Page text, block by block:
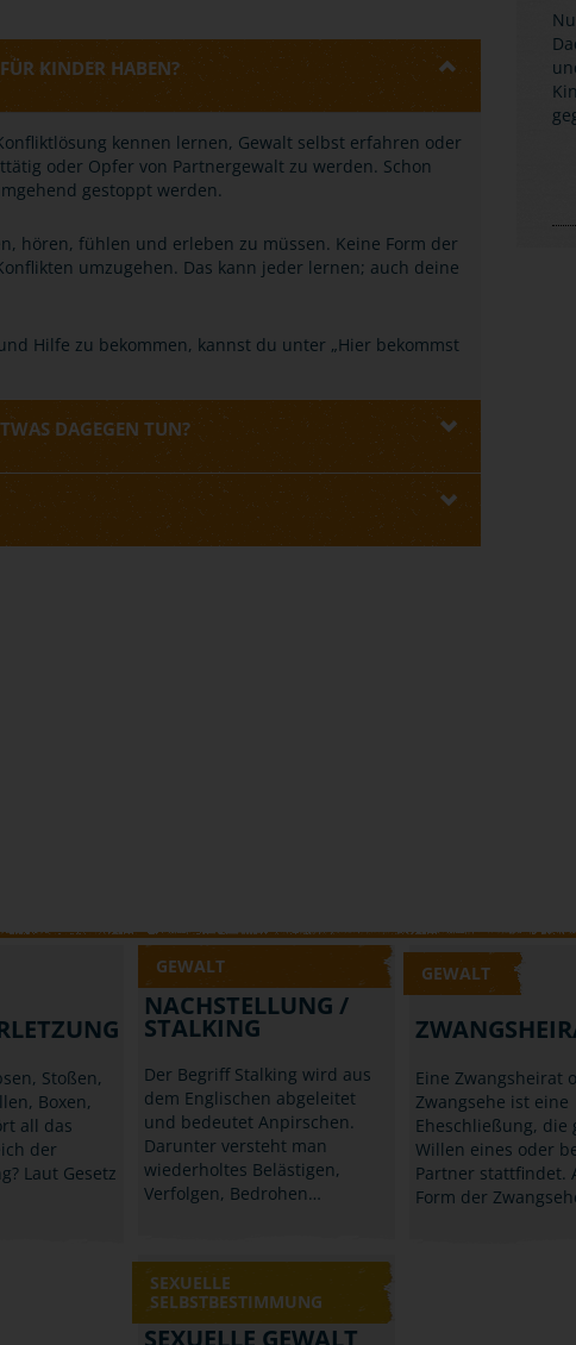
KINDER HABEN?
kennen lernen, Gewalt selbst erfahren oder
oder Opfer von Partnergewalt zu werden. Schon
gestoppt werden.
hören, fühlen und erleben zu müssen. Keine Form der
umzugehen. Das kann jeder lernen; auch deine
Hilfe zu bekommen, kannst du unter „Hier bekommst
DAGEGEN TUN?
Stoßen,
Boxen,
all das
der
Laut Gesetz
GEWALT
NACHSTELLUNG /
STALKING
Der Begriff Stalking wird aus
dem Englischen abgeleitet
und bedeutet Anpirschen.
Darunter versteht man
wiederholtes Belästigen,
Verfolgen, Bedrohen…
GEWALT
Eine Zwangsheirat
Zwangsehe ist eine
Eheschließung, die
Willen eines oder
Partner stattfindet.
Form der
SEXUELLE
SELBSTBESTIMMUNG
SEXUELLE GEWALT